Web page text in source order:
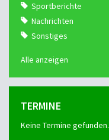
Sportberichte
Nachrichten
Sonstiges
Alle anzeigen
TERMINE
Keine Termine gefunden.